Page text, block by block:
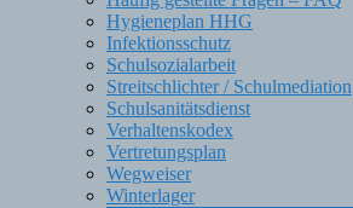
Hygieneplan HHG
Infektionsschutz
Schulsozialarbeit
Streitschlichter / Schulmediation
Schulsanitätsdienst
Verhaltenskodex
Vertretungsplan
Wegweiser
Winterlager